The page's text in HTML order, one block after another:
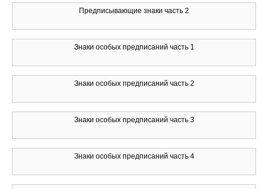
Предписывающие знаки часть 2
Знаки особых предписаний часть 1
Знаки особых предписаний часть 2
Знаки особых предписаний часть 3
Знаки особых предписаний часть 4